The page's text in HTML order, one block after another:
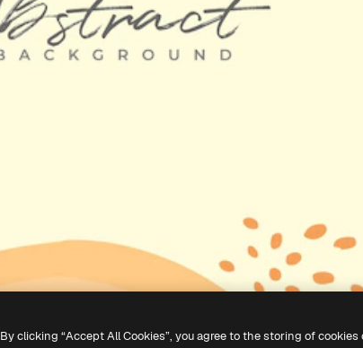
By clicking “Accept All Cookies”, you agree to the storing of